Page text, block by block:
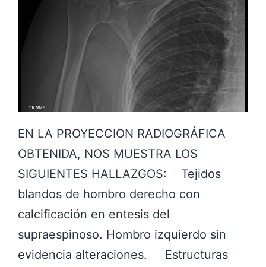
EN LA PROYECCION RADIOGRÁFICA
OBTENIDA, NOS MUESTRA LOS
SIGUIENTES HALLAZGOS: Tejidos
blandos de hombro derecho con
calcificación en entesis del
supraespinoso. Hombro izquierdo sin
evidencia alteraciones. Estructuras